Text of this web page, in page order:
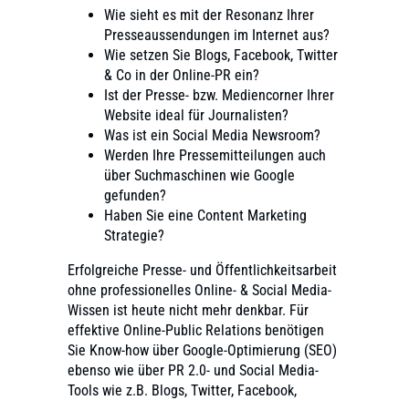
Wie sieht es mit der Resonanz Ihrer
Presseaussendungen im Internet aus?
Wie setzen Sie Blogs, Facebook, Twitter
& Co in der Online-PR ein?
Ist der Presse- bzw. Mediencorner Ihrer
Website ideal für Journalisten?
Was ist ein Social Media Newsroom?
Werden Ihre Pressemitteilungen auch
über Suchmaschinen wie Google
gefunden?
Haben Sie eine Content Marketing
Strategie?
Erfolgreiche Presse- und Öffentlichkeitsarbeit
ohne professionelles Online- & Social Media-
Wissen ist heute nicht mehr denkbar. Für
effektive Online-Public Relations benötigen
Sie Know-how über Google-Optimierung (SEO)
ebenso wie über PR 2.0- und Social Media-
Tools wie z.B. Blogs, Twitter, Facebook,